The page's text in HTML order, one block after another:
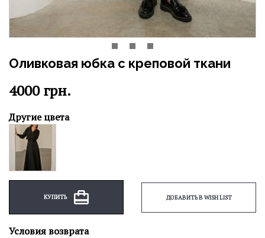
Оливковая юбка с креповой ткани
4000грн.
Другие цвета
КУПИТЬ ДОБАВИТЬ В WISH LIST
Условия возврата